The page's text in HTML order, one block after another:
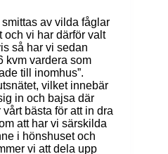
av vilda fåglar
och vi har därför valt
så har vi sedan
kvm vardera som
till inomhus”.
vilket innebär
in och bajsa där
bästa för att in dra
att har vi särskilda
i hönshuset och
vi att dela upp